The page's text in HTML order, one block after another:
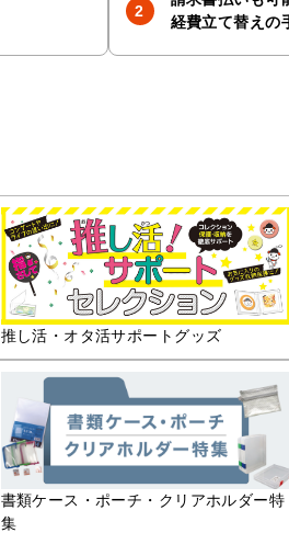
経費立て替えの
推し活・オタ活サポートグッズ
書類ケース・ポーチ・クリアホルダー特
集